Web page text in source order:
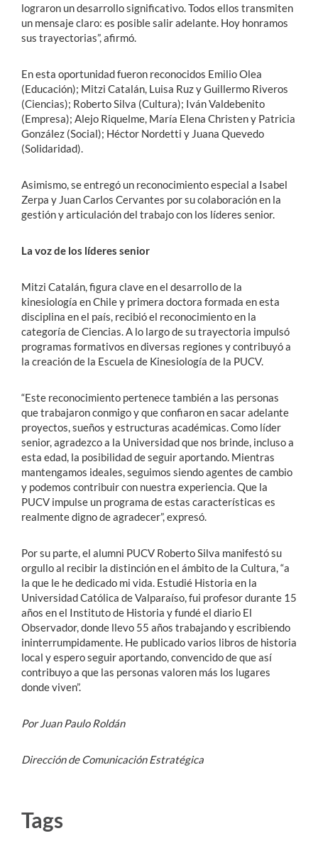
lograron un desarrollo significativo. Todos ellos transmiten
un mensaje claro: es posible salir adelante. Hoy honramos
sus trayectorias”, afirmó.
En esta oportunidad fueron reconocidos Emilio Olea
(Educación); Mitzi Catalán, Luisa Ruz y Guillermo Riveros
(Ciencias); Roberto Silva (Cultura); Iván Valdebenito
(Empresa); Alejo Riquelme, María Elena Christen y Patricia
González (Social); Héctor Nordetti y Juana Quevedo
(Solidaridad).
Asimismo, se entregó un reconocimiento especial a Isabel
Zerpa y Juan Carlos Cervantes por su colaboración en la
gestión y articulación del trabajo con los líderes senior.
La voz de los líderes senior
Mitzi Catalán, figura clave en el desarrollo de la
kinesiología en Chile y primera doctora formada en esta
disciplina en el país, recibió el reconocimiento en la
categoría de Ciencias. A lo largo de su trayectoria impulsó
programas formativos en diversas regiones y contribuyó a
la creación de la Escuela de Kinesiología de la PUCV.
“Este reconocimiento pertenece también a las personas
que trabajaron conmigo y que confiaron en sacar adelante
proyectos, sueños y estructuras académicas. Como líder
senior, agradezco a la Universidad que nos brinde, incluso a
esta edad, la posibilidad de seguir aportando. Mientras
mantengamos ideales, seguimos siendo agentes de cambio
y podemos contribuir con nuestra experiencia. Que la
PUCV impulse un programa de estas características es
realmente digno de agradecer”, expresó.
Por su parte, el alumni PUCV Roberto Silva manifestó su
orgullo al recibir la distinción en el ámbito de la Cultura, “a
la que le he dedicado mi vida. Estudié Historia en la
Universidad Católica de Valparaíso, fui profesor durante 15
años en el Instituto de Historia y fundé el diario El
Observador, donde llevo 55 años trabajando y escribiendo
ininterrumpidamente. He publicado varios libros de historia
local y espero seguir aportando, convencido de que así
contribuyo a que las personas valoren más los lugares
donde viven”.
Por Juan Paulo Roldán
Dirección de Comunicación Estratégica
Tags